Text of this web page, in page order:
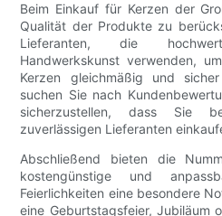
Beim Einkauf für Kerzen der
Qualität der Produkte zu
Lieferanten, die
Handwerkskunst verwenden,
Kerzen gleichmäßig und
suchen Sie nach
sicherzustellen, dass Sie
zuverlässigen Lieferanten
Abschließend bieten die
kostengünstige und
Feierlichkeiten eine besondere
eine Geburtstagsfeier, Jubiläum